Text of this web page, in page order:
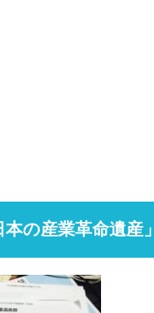
本の産業革命遺産